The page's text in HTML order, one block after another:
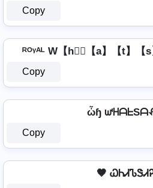
Copy
ᴿᴼᵞᴬᴸ W【h】⃣【a】【t】【
Copy
ὦɧ
Copy
🤎